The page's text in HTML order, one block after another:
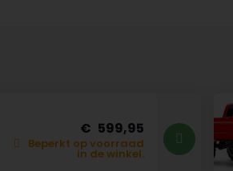
599,95
Beperkt op voorraad
in de winkel.